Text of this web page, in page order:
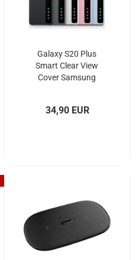
Galaxy S20 Plus
Smart Clear View
Cover Samsung
34,90 EUR